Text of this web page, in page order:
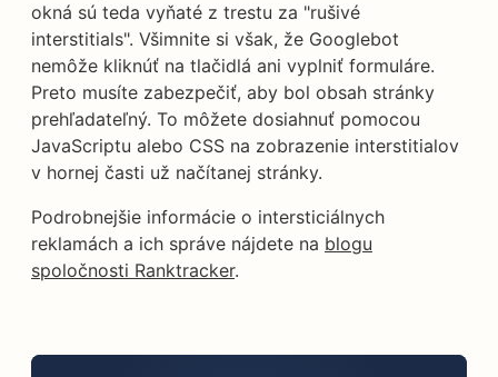
okná sú teda vyňaté z trestu za "rušivé
interstitials". Všimnite si však, že Googlebot
nemôže kliknúť na tlačidlá ani vyplniť formuláre.
Preto musíte zabezpečiť, aby bol obsah stránky
prehľadateľný. To môžete dosiahnuť pomocou
JavaScriptu alebo CSS na zobrazenie interstitialov
v hornej časti už načítanej stránky.
Podrobnejšie informácie o intersticiálnych
reklamách a ich správe nájdete na blogu
spoločnosti Ranktracker.